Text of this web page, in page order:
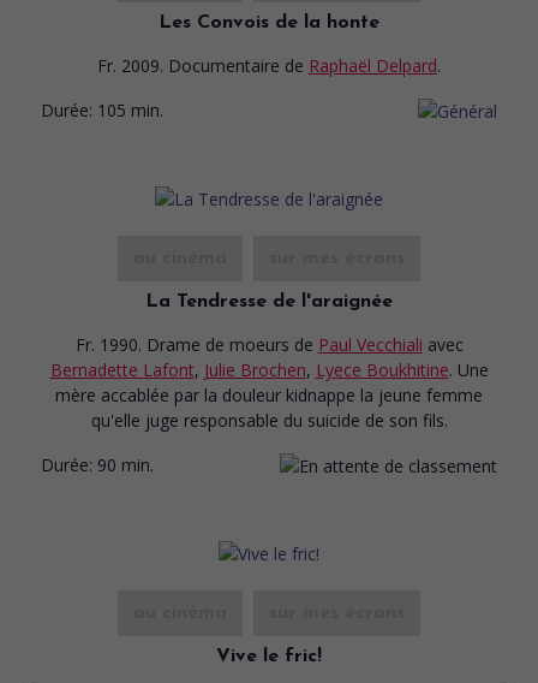
Les Convois de la honte
Fr. 2009. Documentaire de Raphaël Delpard.
Durée: 105 min.
La Tendresse de l'araignée
Fr. 1990. Drame de moeurs de Paul Vecchiali avec
Bernadette Lafont, Julie Brochen, Lyece Boukhitine. Une
mère accablée par la douleur kidnappe la jeune femme
qu'elle juge responsable du suicide de son fils.
Durée: 90 min.
Vive le fric!